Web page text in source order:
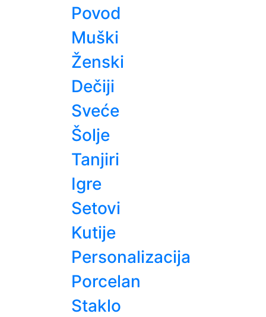
Povod
Muški
Ženski
Dečiji
Sveće
Šolje
Tanjiri
Igre
Setovi
Kutije
Personalizacija
Porcelan
Staklo